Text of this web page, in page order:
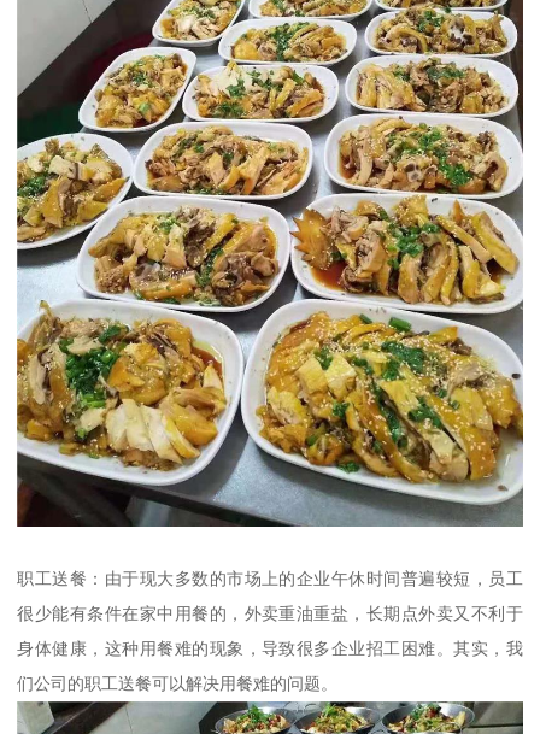
职工送餐：由于现大多数的市场上的企业午休时间普遍较短，员工
很少能有条件在家中用餐的，外卖重油重盐，长期点外卖又不利于
身体健康，这种用餐难的现象，导致很多企业招工困难。其实，我
们公司的职工送餐可以解决用餐难的问题。